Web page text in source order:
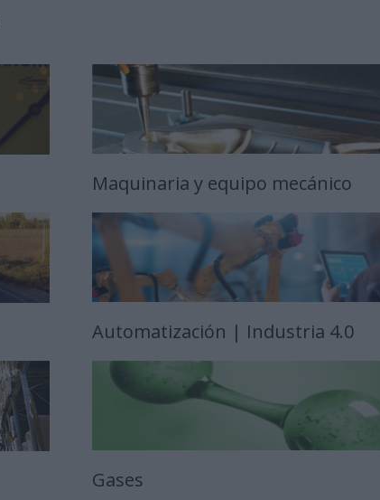
Maquinaria y equipo mecánico
Automatización | Industria 4.0
Gases